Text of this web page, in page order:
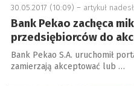
30.05.2017 (10:09) – artykuł
Bank Pekao zachęca
przedsiębiorców do
Bank Pekao S.A. uruchomił
zamierzają akceptować lub …